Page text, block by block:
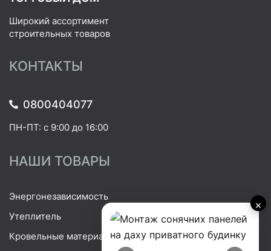
×
Широкий ассортимент
строительных товаров
КОНТАКТЫ
0800404077
ПН-ПТ: с 9:00 до 16:00
НАШИ ТОВАРЫ
Энергонезависимость
Утеплитель
Кровельные материалы